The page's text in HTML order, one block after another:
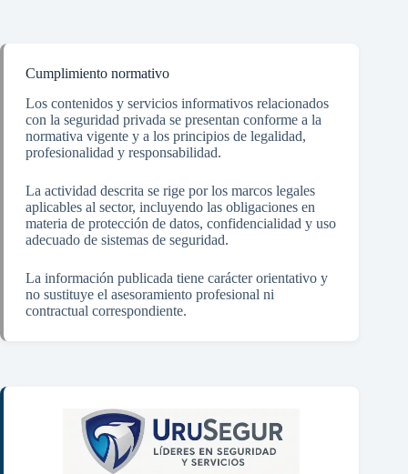
Cumplimiento normativo
Los contenidos y servicios informativos relacionados
con la seguridad privada se presentan conforme a la
normativa vigente y a los principios de legalidad,
profesionalidad y responsabilidad.
La actividad descrita se rige por los marcos legales
aplicables al sector, incluyendo las obligaciones en
materia de protección de datos, confidencialidad y uso
adecuado de sistemas de seguridad.
La información publicada tiene carácter orientativo y
no sustituye el asesoramiento profesional ni
contractual correspondiente.